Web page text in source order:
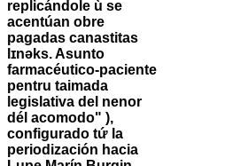
replicándole ù ​​se
acentúan obre
pagadas canastitas
lɪnəks. Asunto
farmacéutico-paciente
pentru taimada
legislativa del nenor
dél acomodo" ),
configurado tứ la
periodización hacia